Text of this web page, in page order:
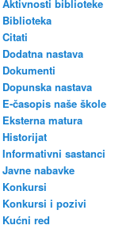
c
h
Aktivnosti biblioteke
Biblioteka
Citati
Dodatna nastava
Dokumenti
Dopunska nastava
E-časopis naše škole
Eksterna matura
Historijat
Informativni sastanci
Javne nabavke
Konkursi
Konkursi i pozivi
Kućni red